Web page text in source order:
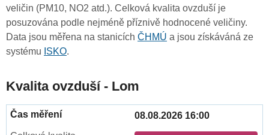
veličin (PM10, NO2 atd.). Celková kvalita ovzduší je
posuzována podle nejméně příznivě hodnocené veličiny.
Data jsou měřena na stanicích ČHMÚ a jsou získáváná ze
systému ISKO.
Kvalita ovzduší - Lom
08.08.2026 16:00